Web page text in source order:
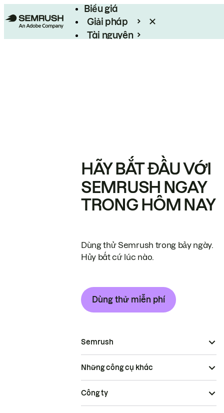
Biểu giá
Giải pháp
Tài nguyên
HÃY BẮT ĐẦU VỚI
SEMRUSH NGAY
TRONG HÔM NAY
Dùng thử Semrush trong bảy ngày.
Hủy bất cứ lúc nào.
Dùng thử miễn phí
Semrush
Những công cụ khác
Công ty